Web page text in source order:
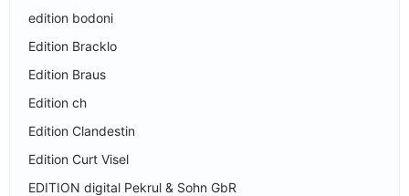
edition bodoni
Edition Bracklo
Edition Braus
Edition ch
Edition Clandestin
Edition Curt Visel
EDITION digital Pekrul & Sohn GbR